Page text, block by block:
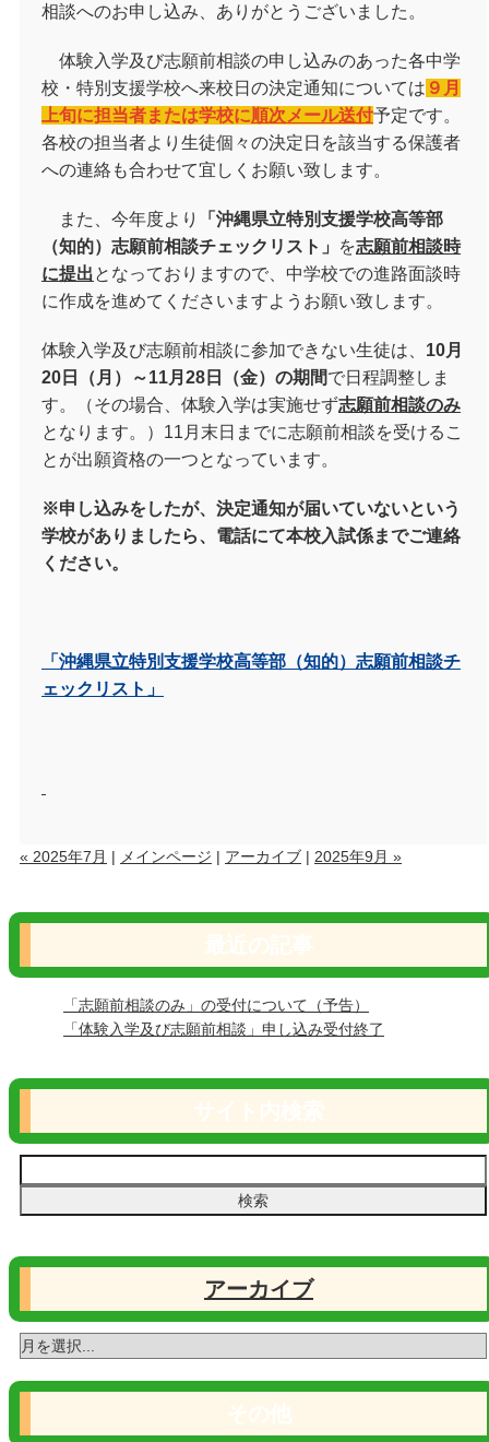
相談へのお申し込み、ありがとうございました。
体験入学及び志願前相談の申し込みのあった各中学
校・特別支援学校へ来校日の決定通知については ９月
上旬に担当者または学校に順次メール送付予定です。
各校の担当者より生徒個々の決定日を該当する保護者
への連絡も合わせて宜しくお願い致します。
また、今年度より
「沖縄県立特別支援学校高等部
（知的）志願前相談チェックリスト」
を志願前相談時
に提出となっておりますので、中学校での進路面談時
に作成を進めてくださいますようお願い致します。
体験入学及び志願前相談に参加できない生徒は、 10月
20 日（月）～11月 28 日（金）の期間で日程調整しま
す。（その場合、体験入学は実施せず志願前相談のみ
となります。） 11 月末日までに志願前相談を受けるこ
とが出願資格の一つとなっています。
※申し込みをしたが、決定通知が届いていないという
学校がありましたら、電話にて本校入試係までご連絡
ください。
「沖縄県立特別支援学校高等部（知的）志願前相談チ
ェックリスト」
« 2025年7月 | メインページ | アーカイブ | 2025年9月 »
「志願前相談のみ」の受付について（予告）
「体験入学及び志願前相談」申し込み受付終了
アーカイブ